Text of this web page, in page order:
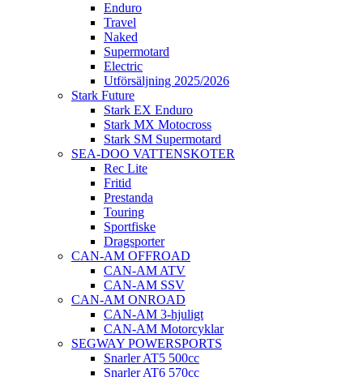
Enduro
Travel
Naked
Supermotard
Electric
Utförsäljning 2025/2026
Stark Future
Stark EX Enduro
Stark MX Motocross
Stark SM Supermotard
SEA-DOO VATTENSKOTER
Rec Lite
Fritid
Prestanda
Touring
Sportfiske
Dragsporter
CAN-AM OFFROAD
CAN-AM ATV
CAN-AM SSV
CAN-AM ONROAD
CAN-AM 3-hjuligt
CAN-AM Motorcyklar
SEGWAY POWERSPORTS
Snarler AT5 500cc
Snarler AT6 570cc